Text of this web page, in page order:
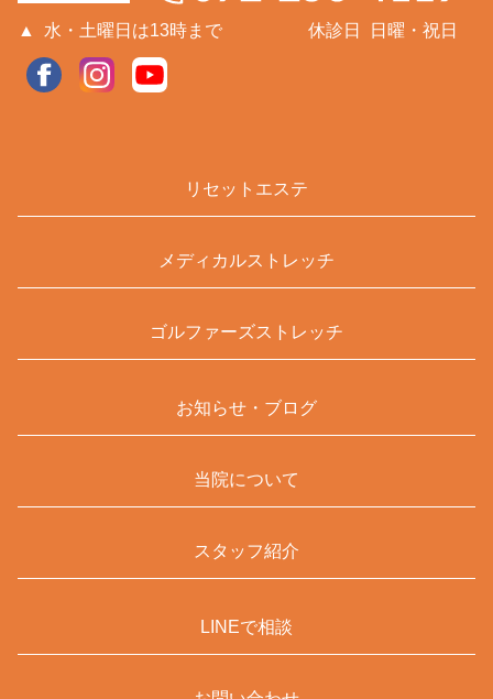
▲ 水・土曜日は13時まで 休診日 日曜・祝日
リセットエステ
メディカルストレッチ
ゴルファーズストレッチ
お知らせ・ブログ
当院について
スタッフ紹介
LINEで相談